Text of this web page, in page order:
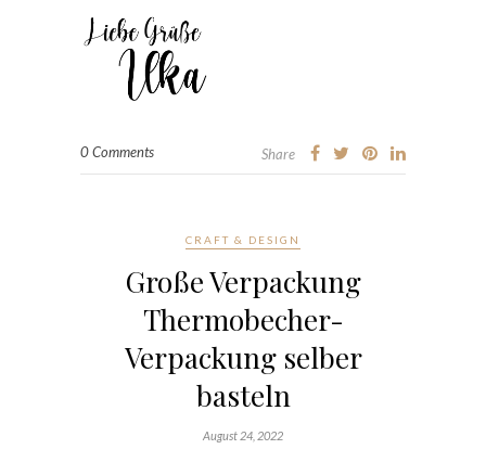
0 Comments Share
CRAFT & DESIGN
Große Verpackung
Thermobecher-
Verpackung selber
basteln
August 24, 2022